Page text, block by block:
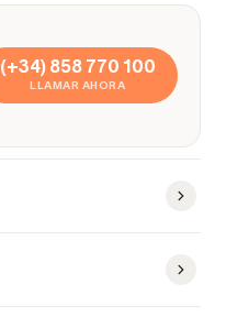
(+34) 858 770 100
LLAMAR AHORA